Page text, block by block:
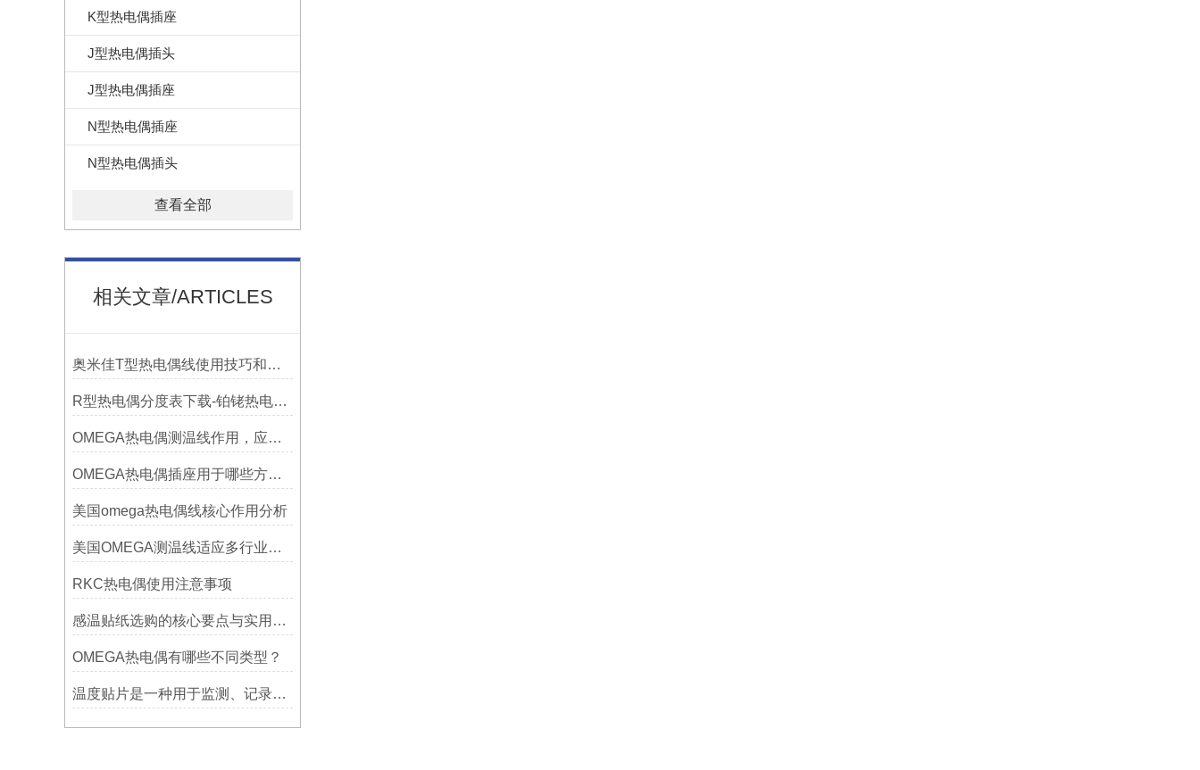
K型热电偶插座
J型热电偶插头
J型热电偶插座
N型热电偶插座
N型热电偶插头
查看全部
相关文章/ARTICLES
奥米佳T型热电偶线使用技巧和选择方法
R型热电偶分度表下载-铂铑热电偶分度表下载
OMEGA热电偶测温线作用，应用领域
OMEGA热电偶插座用于哪些方面？
美国omega热电偶线核心作用分析
美国OMEGA测温线适应多行业需求
RKC热电偶使用注意事项
感温贴纸选购的核心要点与实用建议
OMEGA热电偶有哪些不同类型？
温度贴片是一种用于监测、记录或指示温度变化的工具